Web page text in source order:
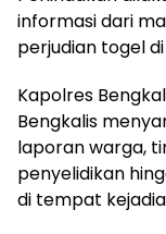
informasi dari
perjudian togel
Kapolres
Bengkalis
laporan warga,
penyelidikan
di tempat